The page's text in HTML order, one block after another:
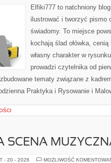
Elfiki777 to natchniony
ilustrować i tworzyć pismo
świadomy. To miejsce
kochają ślad ołówka,
własny charakter w
prowadzi czytelnika od
tematy związane z
Praktyka i Rysowanie i
SCENA
- 20 - 2026 MOŻLIWOŚĆ